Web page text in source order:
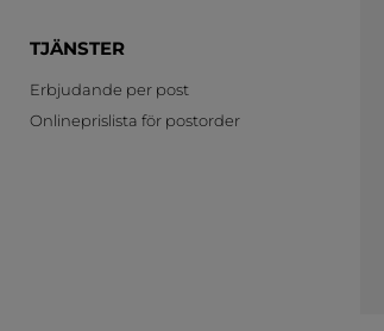
TJÄNSTER
Erbjudande per post
Onlineprislista för postorder